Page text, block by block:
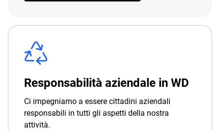
Responsabilità aziendale in WD
Ci impegniamo a essere cittadini aziendali
responsabili in tutti gli aspetti della nostra
attività.